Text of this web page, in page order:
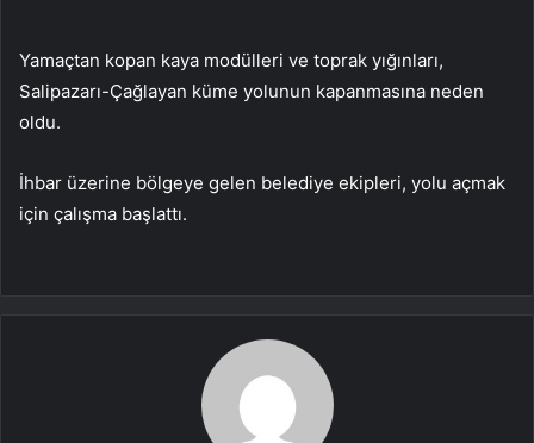
Yamaçtan kopan kaya modülleri ve toprak yığınları,
Salipazarı-Çağlayan küme yolunun kapanmasına neden
oldu.
İhbar üzerine bölgeye gelen belediye ekipleri, yolu açmak
için çalışma başlattı.